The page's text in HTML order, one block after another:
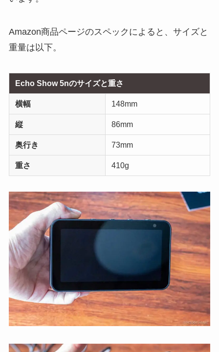
Amazon商品ページのスペックによると、サイズと
重量は以下。
Echo Show 5nのサイズと重さ
横幅 148mm
縦 86mm
奥行き 73mm
重さ 410g